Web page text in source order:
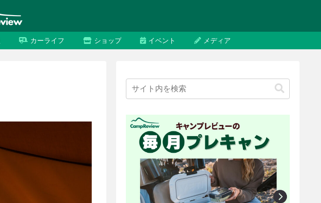
カーライフ ショップ イベント メディア